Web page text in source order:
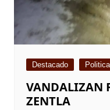
Destacado Politica
VANDALIZAN
ZENTLA